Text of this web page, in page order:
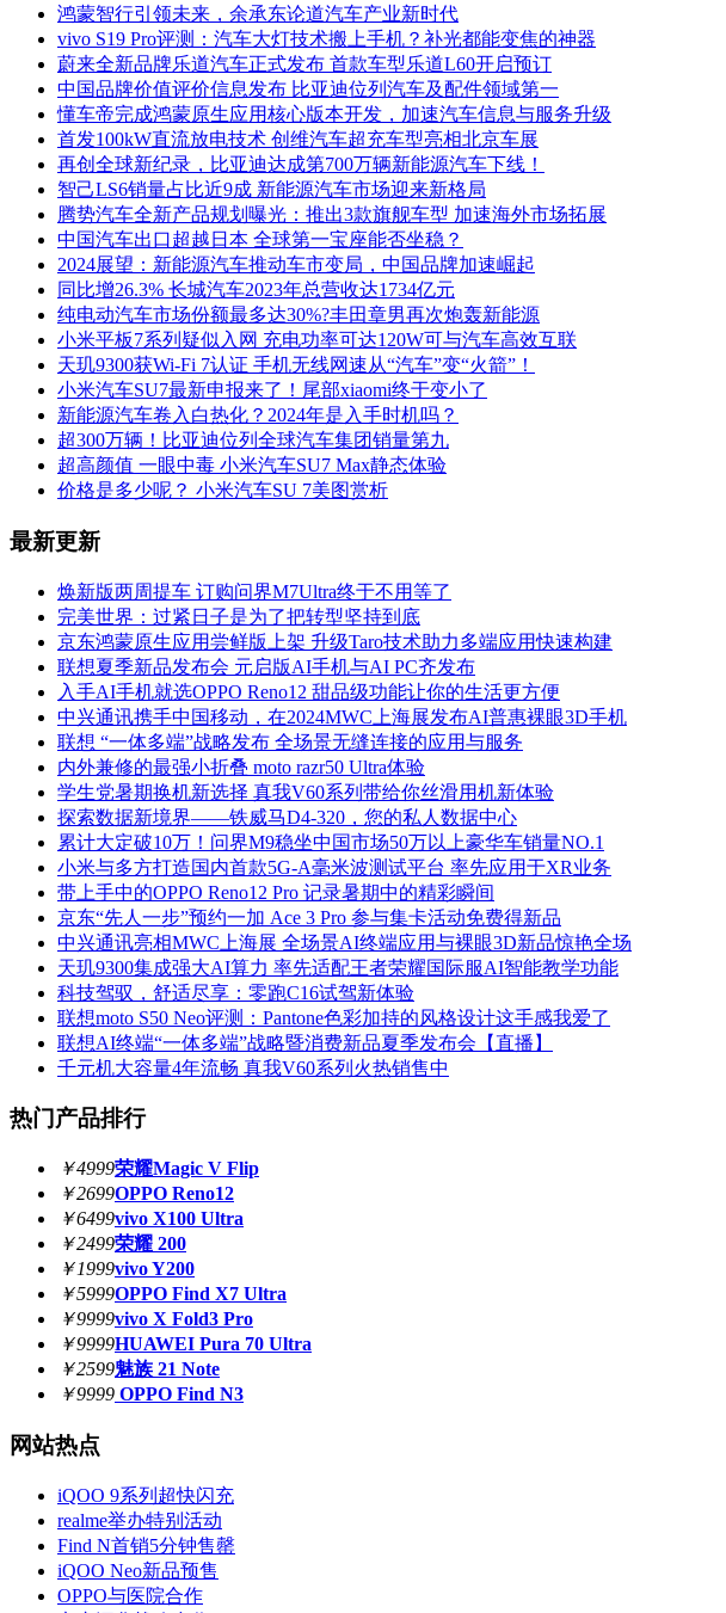
鸿蒙智行引领未来，余承东论道汽车产业新时代
vivo S19 Pro评测：汽车大灯技术搬上手机？补光都能变焦的神器
蔚来全新品牌乐道汽车正式发布 首款车型乐道L60开启预订
中国品牌价值评价信息发布 比亚迪位列汽车及配件领域第一
懂车帝完成鸿蒙原生应用核心版本开发，加速汽车信息与服务升级
首发100kW直流放电技术 创维汽车超充车型亮相北京车展
再创全球新纪录，比亚迪达成第700万辆新能源汽车下线！
智己LS6销量占比近9成 新能源汽车市场迎来新格局
腾势汽车全新产品规划曝光：推出3款旗舰车型 加速海外市场拓展
中国汽车出口超越日本 全球第一宝座能否坐稳？
2024展望：新能源汽车推动车市变局，中国品牌加速崛起
同比增26.3% 长城汽车2023年总营收达1734亿元
纯电动汽车市场份额最多达30%?丰田章男再次炮轰新能源
小米平板7系列疑似入网 充电功率可达120W可与汽车高效互联
天玑9300获Wi-Fi 7认证 手机无线网速从“汽车”变“火箭”！
小米汽车SU7最新申报来了！尾部xiaomi终于变小了
新能源汽车卷入白热化？2024年是入手时机吗？
超300万辆！比亚迪位列全球汽车集团销量第九
超高颜值 一眼中毒 小米汽车SU7 Max静态体验
价格是多少呢？ 小米汽车SU 7美图赏析
最新更新
焕新版两周提车 订购问界M7Ultra终于不用等了
完美世界：过紧日子是为了把转型坚持到底
京东鸿蒙原生应用尝鲜版上架 升级Taro技术助力多端应用快速构建
联想夏季新品发布会 元启版AI手机与AI PC齐发布
入手AI手机就选OPPO Reno12 甜品级功能让你的生活更方便
中兴通讯携手中国移动，在2024MWC上海展发布AI普惠裸眼3D手机
联想 “一体多端”战略发布 全场景无缝连接的应用与服务
内外兼修的最强小折叠 moto razr50 Ultra体验
学生党暑期换机新选择 真我V60系列带给你丝滑用机新体验
探索数据新境界——铁威马D4-320，您的私人数据中心
累计大定破10万！问界M9稳坐中国市场50万以上豪华车销量NO.1
小米与多方打造国内首款5G-A毫米波测试平台 率先应用于XR业务
带上手中的OPPO Reno12 Pro 记录暑期中的精彩瞬间
京东“先人一步”预约一加 Ace 3 Pro 参与集卡活动免费得新品
中兴通讯亮相MWC上海展 全场景AI终端应用与裸眼3D新品惊艳全场
天玑9300集成强大AI算力 率先适配王者荣耀国际服AI智能教学功能
科技驾驭，舒适尽享：零跑C16试驾新体验
联想moto S50 Neo评测：Pantone色彩加持的风格设计这手感我爱了
联想AI终端“一体多端”战略暨消费新品夏季发布会【直播】
千元机大容量4年流畅 真我V60系列火热销售中
热门产品排行
￥4999荣耀Magic V Flip
￥2699OPPO Reno12
￥6499vivo X100 Ultra
￥2499荣耀 200
￥1999vivo Y200
￥5999OPPO Find X7 Ultra
￥9999vivo X Fold3 Pro
￥9999HUAWEI Pura 70 Ultra
￥2599魅族 21 Note
￥9999 OPPO Find N3
网站热点
iQOO 9系列超快闪充
realme举办特别活动
Find N首销5分钟售罄
iQOO Neo新品预售
OPPO与医院合作